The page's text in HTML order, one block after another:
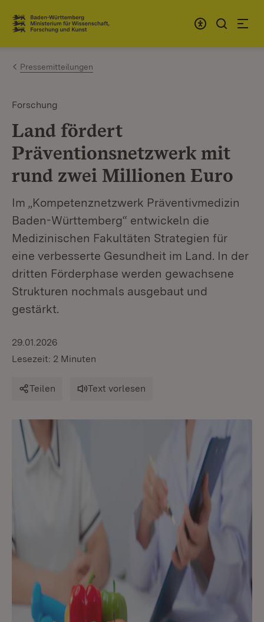
Zum Inhalt springen
Link zur Startseite
Pressemitteilungen
Forschung
Land fördert
Präventionsnetzwerk mit
rund zwei Millionen Euro
Im „Kompetenznetzwerk Präventivmedizin
Baden-Württemberg“ entwickeln die
Medizinischen Fakultäten Strategien für
eine verbesserte Gesundheit im Land. In der
dritten Förderphase werden gewachsene
Strukturen nochmals ausgebaut und
gestärkt.
29.01.2026
Lesezeit: 2 Minuten
Teilen Text vorlesen